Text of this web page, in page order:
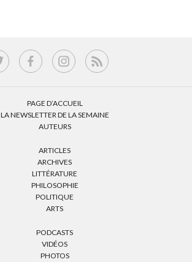
PAGE D’ACCUEIL
LA NEWSLETTER DE LA SEMAINE
AUTEURS
ARTICLES
ARCHIVES
LITTÉRATURE
PHILOSOPHIE
POLITIQUE
ARTS
PODCASTS
VIDÉOS
PHOTOS